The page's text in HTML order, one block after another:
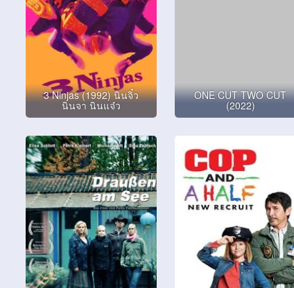
3 Ninjas (1992) นินจิ๋ว
นินจา นินแจ๋ว
ONE CUT TWO CUT
(2022)